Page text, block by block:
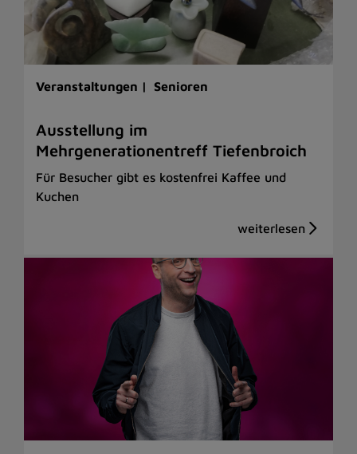
Veranstaltungen | Senioren
Ausstellung im
Mehrgenerationentreff Tiefenbroich
Für Besucher gibt es kostenfrei Kaffee und
Kuchen